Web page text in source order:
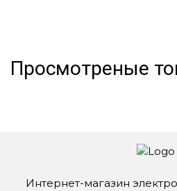
Просмотреные
Интернет-магазин